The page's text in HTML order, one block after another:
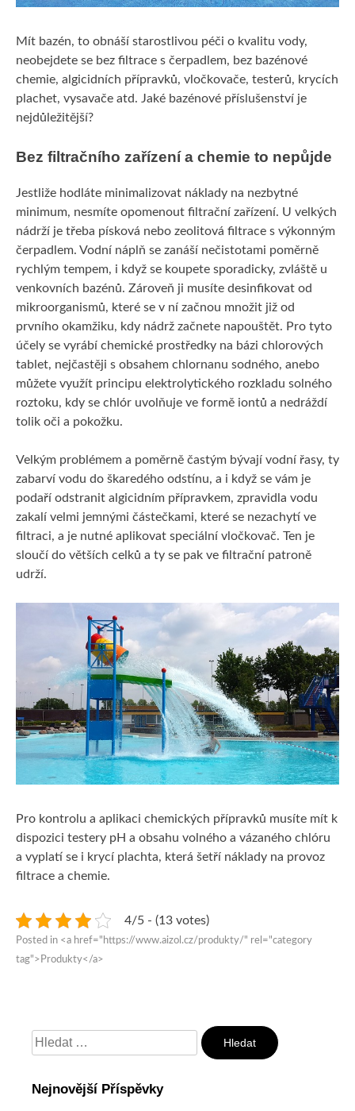
Mít bazén, to obnáší starostlivou péči o kvalitu vody,
neobejdete se bez filtrace s čerpadlem, bez bazénové
chemie, algicidních přípravků, vločkovače, testerů, krycích
plachet, vysavače atd. Jaké bazénové příslušenství je
nejdůležitější?
Bez filtračního zařízení a chemie to nepůjde
Jestliže hodláte minimalizovat náklady na nezbytné
minimum, nesmíte opomenout filtrační zařízení. U velkých
nádrží je třeba písková nebo zeolitová filtrace s výkonným
čerpadlem. Vodní náplň se zanáší nečistotami poměrně
rychlým tempem, i když se koupete sporadicky, zvláště u
venkovních bazénů. Zároveň ji musíte desinfikovat od
mikroorganismů, které se v ní začnou množit již od
prvního okamžiku, kdy nádrž začnete napouštět. Pro tyto
účely se vyrábí chemické prostředky na bázi chlorových
tablet, nejčastěji s obsahem chlornanu sodného, anebo
můžete využít principu elektrolytického rozkladu solného
roztoku, kdy se chlór uvolňuje ve formě iontů a nedráždí
tolik oči a pokožku.
Velkým problémem a poměrně častým bývají vodní řasy, ty
zabarví vodu do škaredého odstínu, a i když se vám je
podaří odstranit algicidním přípravkem, zpravidla vodu
zakalí velmi jemnými částečkami, které se nezachytí ve
filtraci, a je nutné aplikovat speciální vločkovač. Ten je
sloučí do větších celků a ty se pak ve filtrační patroně
udrží.
Pro kontrolu a aplikaci chemických přípravků musíte mít k
dispozici testery pH a obsahu volného a vázaného chlóru
a vyplatí se i krycí plachta, která šetří náklady na provoz
filtrace a chemie.
4/5 - (13 votes)
Posted in <a href="https://www.aizol.cz/produkty/" rel="category
tag">Produkty</a>
Vyhledávání
Nejnovější Příspěvky